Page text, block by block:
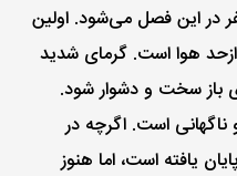
در این فصل می‌شود. اولین
هوا است. گرمای شدید
باز سخت و دشوار شود.
است. اگرچه در
یافته است، اما هنوز